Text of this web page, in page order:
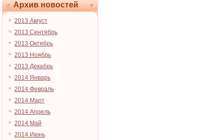
Архив новостей
2013 Август
2013 Сентябрь
2013 Октябрь
2013 Ноябрь
2013 Декабрь
2014 Январь
2014 Февраль
2014 Март
2014 Апрель
2014 Май
2014 Июнь